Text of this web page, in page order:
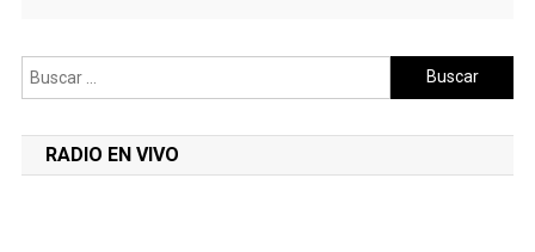
Buscar:
RADIO EN VIVO